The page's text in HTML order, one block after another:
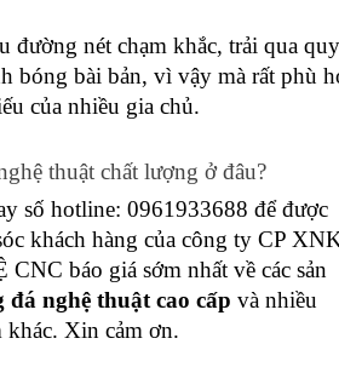
đường nét chạm khắc, trải qua quy
bóng bài bản, vì vậy mà rất phù
của nhiều gia chủ.
thuật chất lượng ở đâu?
số hotline: 0961933688 để được
khách hàng của công ty CP
báo giá sớm nhất về các sản
đá nghệ thuật cao cấp và nhiều
khác. Xin cảm ơn.